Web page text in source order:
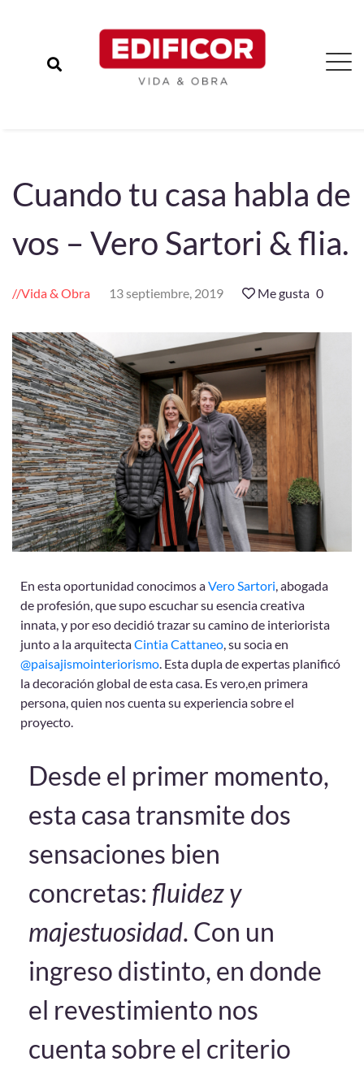
Cuando tu casa habla de
vos – Vero Sartori & flia.
Vida & Obra 13 septiembre, 2019 Me gusta 0
En esta oportunidad conocimos aVero Sartori, abogada
de profesión, que supo escuchar su esencia creativa
innata, y por eso decidió trazar su camino de interiorista
junto a la arquitectaCintia Cattaneo, su socia en
@paisajismointeriorismo. Esta dupla de expertas planificó
la decoración global de esta casa. Es vero,en primera
persona, quien nos cuenta su experiencia sobre el
proyecto.
Desde el primer momento,
esta casa transmite dos
sensaciones bien
concretas: fluidez y
majestuosidad. Con un
ingreso distinto, en donde
el revestimiento nos
cuenta sobre el criterio